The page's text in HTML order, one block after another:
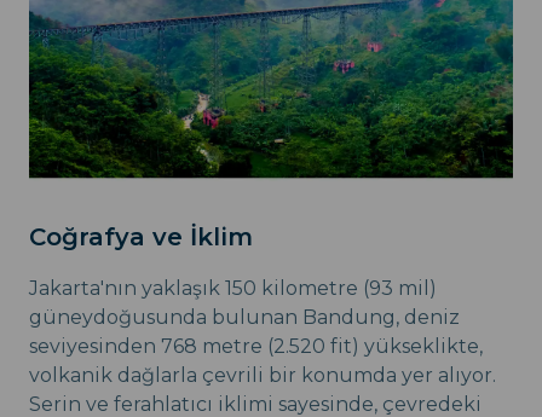
Coğrafya ve İklim
Jakarta'nın yaklaşık 150 kilometre (93 mil)
güneydoğusunda bulunan Bandung, deniz
seviyesinden 768 metre (2.520 fit) yükseklikte,
volkanik dağlarla çevrili bir konumda yer alıyor.
Serin ve ferahlatıcı iklimi sayesinde, çevredeki